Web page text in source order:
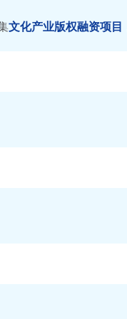
文化产业版权融资项目